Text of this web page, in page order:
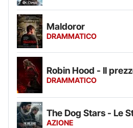
Maldoror
DRAMMATICO
Robin Hood - Il
DRAMMATICO
The Dog Stars - Le
AZIONE